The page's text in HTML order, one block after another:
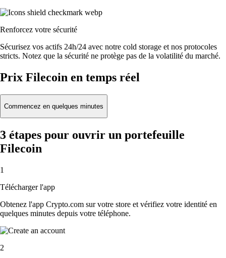
Renforcez votre sécurité
Sécurisez vos actifs 24h/24 avec notre cold storage et nos protocoles
stricts. Notez que la sécurité ne protège pas de la volatilité du marché.
Prix Filecoin en temps réel
Commencez en quelques minutes
3 étapes pour ouvrir un portefeuille
Filecoin
1
Télécharger l'app
Obtenez l'app Crypto.com sur votre store et vérifiez votre identité en
quelques minutes depuis votre téléphone.
2